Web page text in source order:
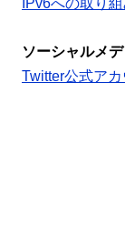
ソーシャルメ
Twitter公式アカ